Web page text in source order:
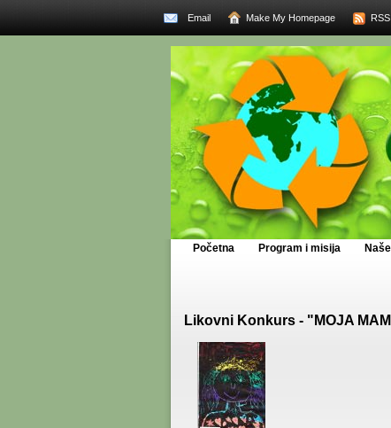
Email Make My Homepage RSS
Početna Program i misija
Likovni Konkurs - "MOJA